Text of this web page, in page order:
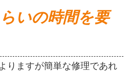
いの時間を要
りますが簡単な修理であれ